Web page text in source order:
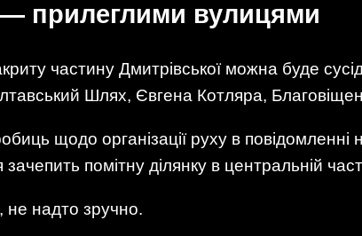
— прилеглими вулицями
частину Дмитрівської можна буде
Шлях, Євгена Котляра,
щодо організації руху в
помітну ділянку в центральній
не надто зручно.